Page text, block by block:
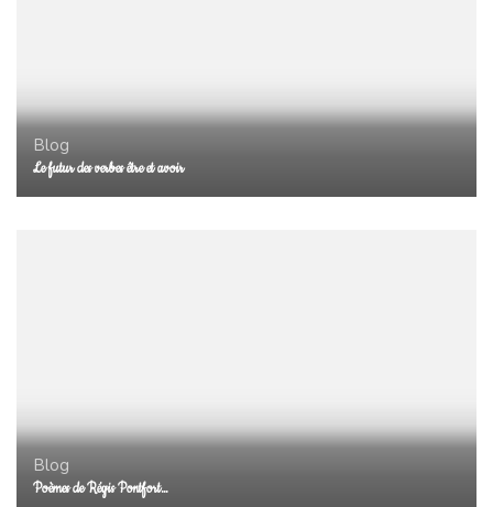
Blog
Le futur des verbes être et avoir
Blog
Poèmes de Régis Pontfort…